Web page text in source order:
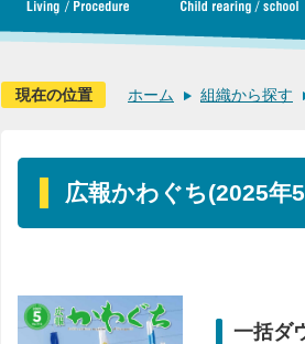
現在の位置 ホーム 組織から探す
広報かわぐち(2025年
一括ダ